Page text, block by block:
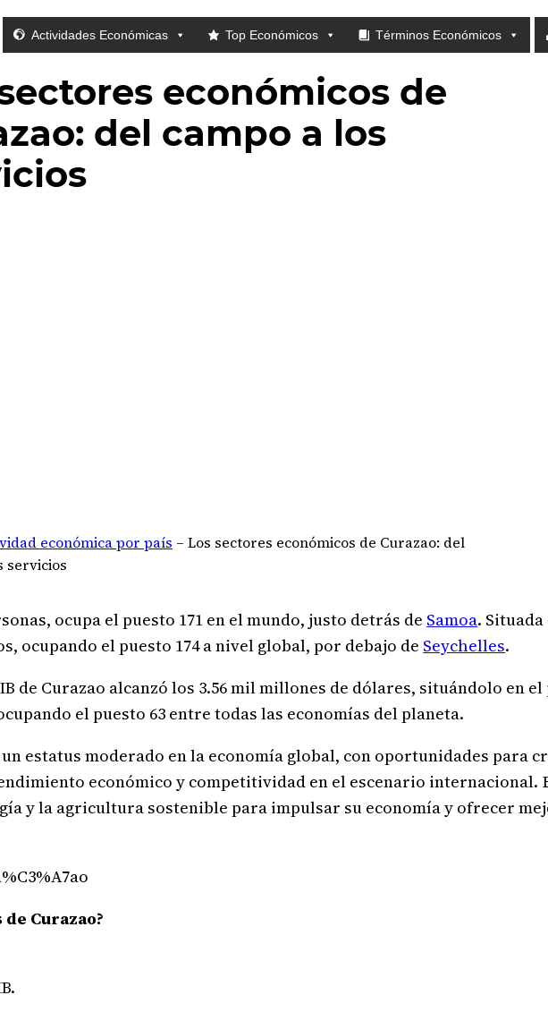
Actividades Económicas Top Económicos Términos Económicos
económicos de
del campo a los
económica por país – Los sectores económicos de Curazao: del
servicios
ocupa el puesto 171 en el mundo, justo detrás de Samoa.
ocupando el puesto 174 a nivel global, por debajo de Seychelles.
de Curazao alcanzó los 3.56 mil millones de dólares, situándolo en el
el puesto 63 entre todas las economías del planeta.
estatus moderado en la economía global, con oportunidades para
económico y competitividad en el escenario internacional.
y la agricultura sostenible para impulsar su economía y ofrecer
Curazao?